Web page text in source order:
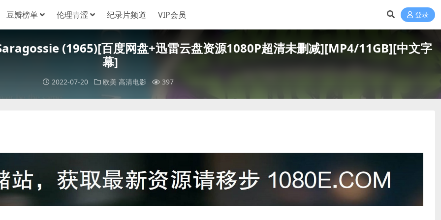
豆瓣榜单 伦理青涩 纪录片频道 VIP会员 登录
(1965)[百度网盘+迅雷云盘资源1080P超清未删减][MP4/11GB][中文字
幕]
2022-07-20 欧美 高清电影 397